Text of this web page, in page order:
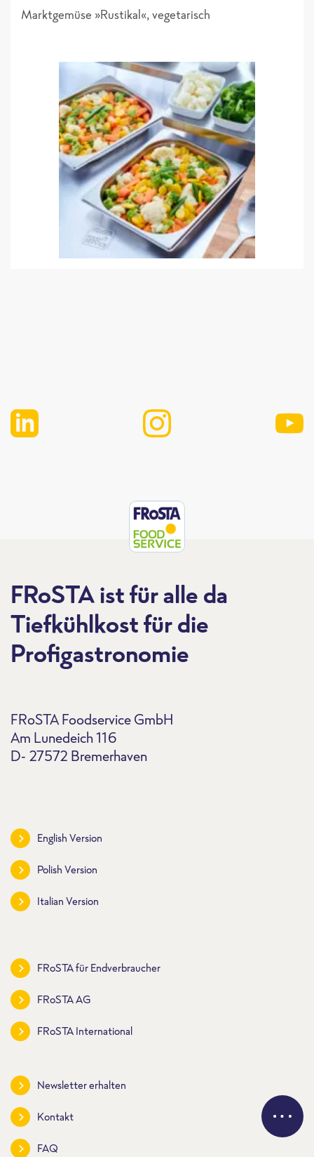
Marktgemüse »Rustikal«, vegetarisch
FRoSTA ist für alle da
Tiefkühlkost für die
Profigastronomie
FRoSTA Foodservice GmbH
Am Lunedeich 116
D- 27572 Bremerhaven
English Version
Polish Version
Italian Version
FRoSTA für Endverbraucher
FRoSTA AG
FRoSTA International
Newsletter erhalten
Kontakt
FAQ